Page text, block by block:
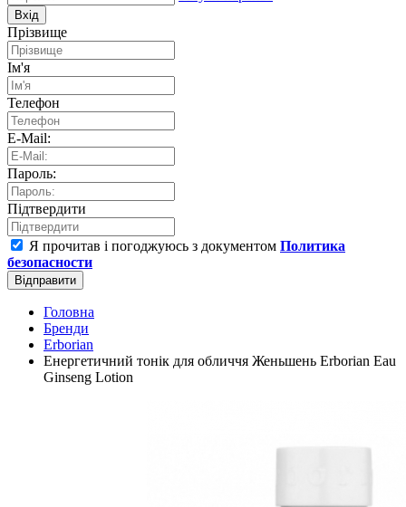
Вхід
Прізвище
Ім'я
Телефон
E-Mail:
Пароль:
Підтвердити
Я прочитав і погоджуюсь з документом Политика
безопасности
Відправити
Головна
Бренди
Erborian
Енергетичний тонік для обличчя Женьшень Erborian Eau
Ginseng Lotion